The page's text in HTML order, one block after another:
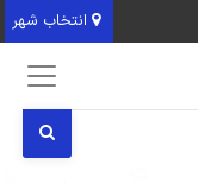
انتخاب شهر